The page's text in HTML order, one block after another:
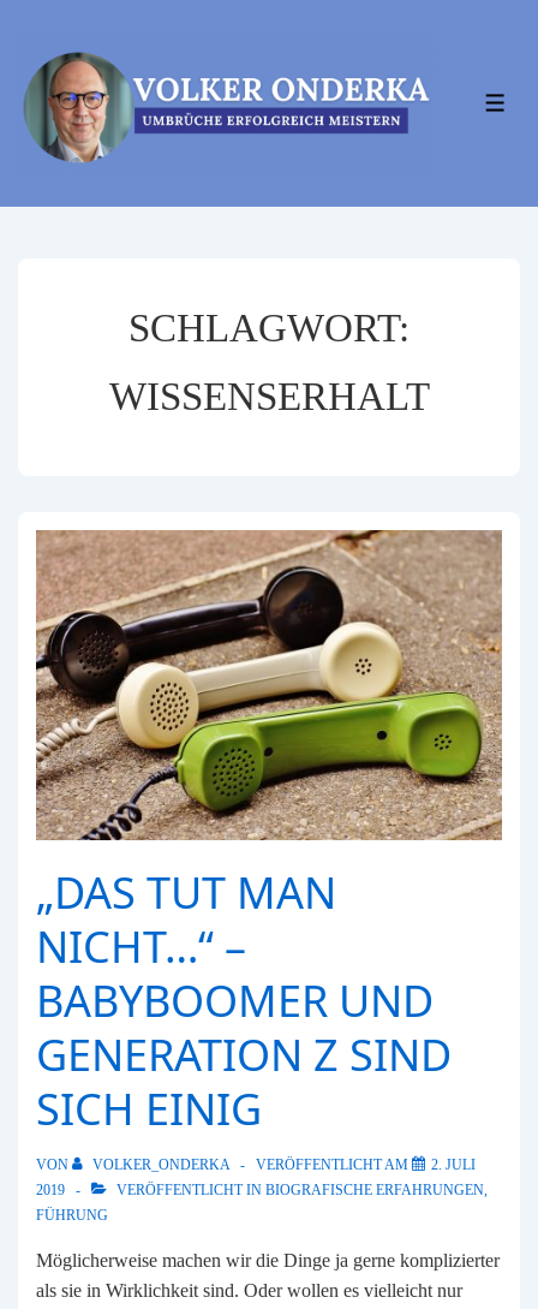
Inhalt
SCHLAGWORT:
WISSENSERHALT
„DAS TUT MAN
NICHT…“ –
BABYBOOMER UND
GENERATION Z SIND
SICH EINIG
VON VOLKER_ONDERKA VERÖFFENTLICHT AM
2. JULI
2019
VERÖFFENTLICHT IN BIOGRAFISCHE ERFAHRUNGEN,
FÜHRUNG
Möglicherweise machen wir die Dinge ja gerne komplizierter
als sie in Wirklichkeit sind. Oder wollen es vielleicht nur